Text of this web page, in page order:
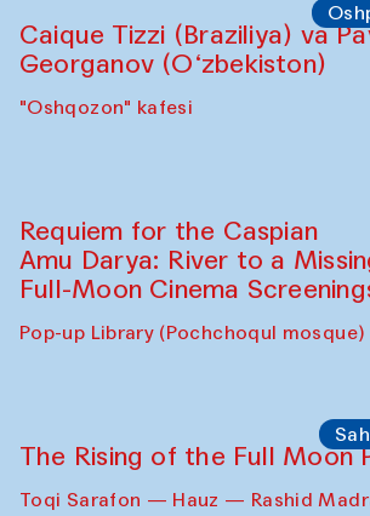
Caique Tizzi (Braziliya) va
Georganov (O‘zbekiston)
"Oshqozon" kafesi
Requiem for the Caspian
Amu Darya: River to a
Full-Moon Cinema
Pop-up Library (Pochchoqul mosque)
The Rising of the Full Moon
Toqi Sarafon — Hauz — Rashid